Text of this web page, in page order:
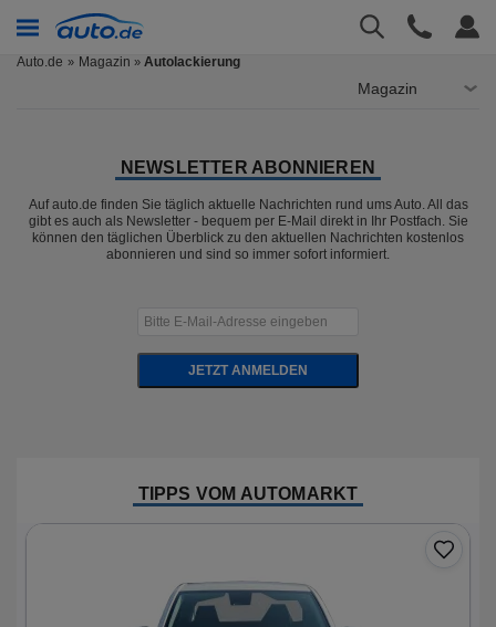
Auto.de Magazin » Autolackierung
Magazin
NEWSLETTER ABONNIEREN
Auf auto.de finden Sie täglich aktuelle Nachrichten rund ums Auto. All das
gibt es auch als Newsletter - bequem per E-Mail direkt in Ihr Postfach. Sie
können den täglichen Überblick zu den aktuellen Nachrichten kostenlos
abonnieren und sind so immer sofort informiert.
JETZT ANMELDEN
TIPPS VOM AUTOMARKT